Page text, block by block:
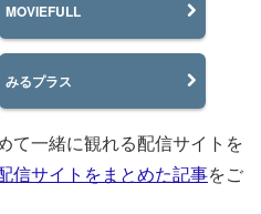
MOVIEFULL
みるプラス
て一緒に観れる配信サイトを
信サイトをまとめた記事をご